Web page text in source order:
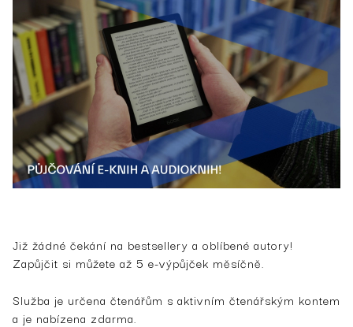
Již žádné čekání na bestsellery a oblíbené autory!
Zapůjčit si můžete až 5 e-výpůjček měsíčně.
Služba je určena čtenářům s aktivním čtenářským kontem
a je nabízena zdarma.